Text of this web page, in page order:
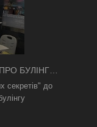
БУЛІНГ
секретів" до